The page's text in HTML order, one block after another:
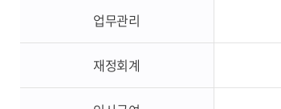
업무관리
재정회계